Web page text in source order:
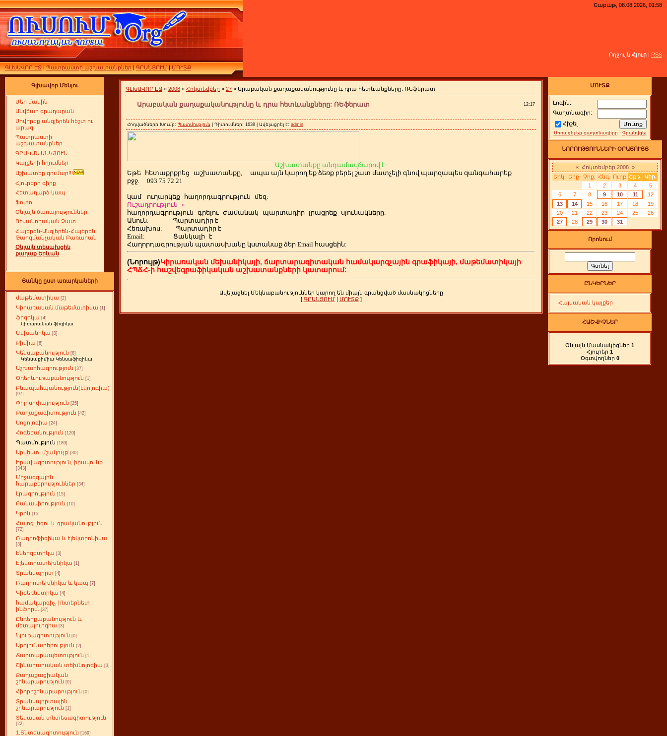
ԳԼԽԱՎՈՐ ԷՋ|Պատրաստի աշխատանքներ|ԳՐԱՆՑՈՒՄ|ՄՈՒՏՔ
Շաբաթ, 08.08.2026, 01:58
Ողջույն Հյուր | RSS
Գլխավոր Մենյու
Մեր մասին
Անվճար գրադարան
Սովորեք անգլերեն հեշտ ու
արագ
Պատրաստի
աշխատանքներ
ԳՐԱԿԱՆ ԱՆԿՅՈՒՆ
Կայքերի հղումներ
Աշխատեք գումար!!!
Հյուրերի գիրք
Հետադարձ կապ
Ֆոտո
Օնլայն ծառայություններ
ՈՒսանողական Չատ
Հայերեն-Անգլերեն-Հայերեն
Թարգմանչական Բառարան
Օնլայն տեսախցիկ
քաղաք Երևան
Ցանկը ըստ առարկաների
մաթեմատիկա [2]
Կիրառական մաթեմատիկա [1]
ֆիզիկա [4]
կիռարական ֆիզիկա
Մեխանիկա [0]
Քիմիա [6]
Կենսաբանություն [8]
Կենսաքիմիա Կենսաֆիզիկա
Աշխարհագրություն [37]
Օդերևութաբանություն [1]
Բնապահպանություն(էկոլոգիա)
[97]
Փիլիսոփայություն [25]
Քաղաքագիտություն [42]
Սոցոլոգիա [24]
Հոգեբանություն [120]
Պատմություն [189]
Արվեստ, մշակույթ [30]
Իրավագիտություն, իրավունք
[343]
Միջազգային
հարաբերություններ [34]
Լրագրություն [15]
Բանասիրություն [10]
Կրոն [15]
Հայոց լեզու և գրականություն
[72]
Ռադիոֆիզիկա և էլեկտրոնիկա
[3]
Էներգետիկա [3]
Էլեկտրատեխնիկա [1]
Տրանսպորտ [4]
Ռադիոտեխնիկա և կապ [7]
Կիբեռնետիկա [4]
համակարգիչ, ինտերնետ ,
ինֆորմ.
[37]
Ընդերքաբանություն և
մետալուրգիա [3]
Նյութագիտություն [0]
Արդյունաբերություն [2]
Ճարտարապետություն [1]
Շինարարական տեխնոլոգիա [3]
Քաղաքացիական
շինարարություն [0]
Հիդրոշինարարություն [0]
Տրանսպորտային
շինարարություն [1]
Տեսական տնտեսագիտություն
[22]
1.Տնտեսագիտություն [169]
ԳԼԽԱՎՈՐ ԷՋ » 2008 » Հոկտեմբեր » 27 » Արաբական քաղաքականությունը և դրա հետևանքները: ՌԵֆերատ
Արաբական քաղաքականությունը և դրա հետևանքները: ՌԵֆերատ 12:17
Հոդվածների Խումբ: Պատմություն | Դիտումներ: 1638 | Ավելացրել է: admin
Աշխատանքը անդամավճարով է:
Եթե հետաքրքրեց աշխատանքը,
ապա այն կարող եք ձեռք բերել շատ մատչելի գնով պարզապես զանգահարեք
բջջ.
093 75 72 21
կամ ուղարկեք հաղորդագրություն
մեզ:
Ուշադրություն »
հաղորդագրություն գրելու ժամանակ պարտադիր լրացրեք սյունակները:
Անուն:
Պարտադիր է
Հեռախոս: Պարտադիր է
Email: Ցանկալի է
Հաղորդագրության պատասխանը կստանաք ձեր Email հասցեին:
(Նորույթ)Կիրառական մեխանիկայի, ճարտարագիտական համակարգչային գրաֆիկայի, մաթեմատիկայի
ՀՊՃՀ-ի հաշվեգրաֆիկական աշխատանքների կատարում:
Ավելացնել Մեկնաբանություններ կարող են միայն գրանցված մասնակիցները
[ ԳՐԱՆՑՈՒՄ| ՄՈՒՏՔ]
ՄՈՒՏՔ
Լոգին:
Գաղտնագիր:
Հիշել
Մոռացել եք գաղտնագիրը · Գրանվցել
ՆՈՐՈՒԹՅՈՒՆՆԵՐԻ ՕՐԱՑՈՒՅՑ
« Հոկտեմբեր 2008 »
Երկ.
Երք. Չրք. Հնգ. Ուրբ Շբթ.
Կիր.
1
2 3 4
5
6
7 8 9 10 11
12
13
14 15 16 17 18
19
20
21 22 23 24 25
26
27
28 29 30 31
Որոնում
ԸՆԿԵՐՆԵՐ
Հայկական կայքեր
ՀԱՇՎԻՉՆԵՐ
Օնլայն Մասնակիցներ 1
Հյուրեր 1
Օգտվողներ 0